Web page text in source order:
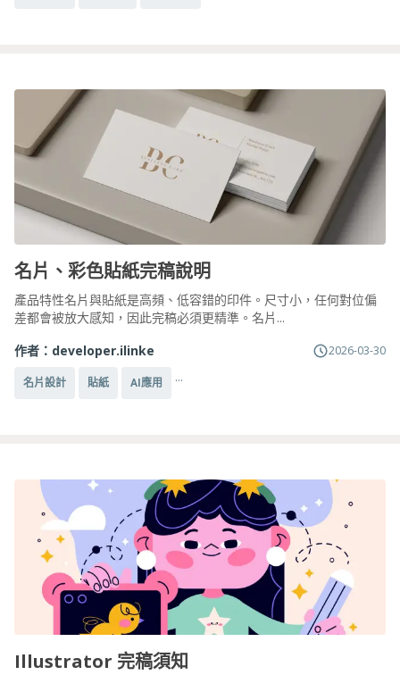
名片、彩色貼紙完稿說明
產品特性名片與貼紙是高頻、低容錯的印件。尺寸小，任何對位偏
差都會被放大感知，因此完稿必須更精準。名片...
作者： developer.ilinke 2026-03-30
名片設計 貼紙 AI應用 ...
Illustrator 完稿須知